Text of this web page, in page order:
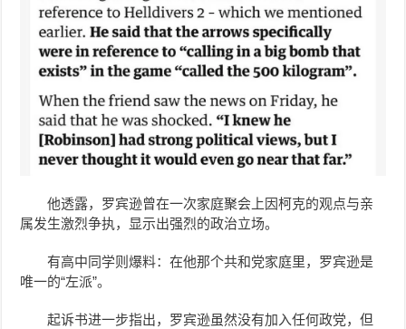
他透露，罗宾逊曾在一次家庭聚会上因柯克的观点与亲
属发生激烈争执，显示出强烈的政治立场。
有高中同学则爆料：在他那个共和党家庭里，罗宾逊是
唯一的“左派”。
起诉书进一步指出，罗宾逊虽然没有加入任何政党，但